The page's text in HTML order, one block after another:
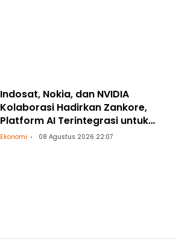
Indosat, Nokia, dan NVIDIA
Kolaborasi Hadirkan Zankore,
Platform AI Terintegrasi untuk
Asia-Pasifik
Ekonomi 08 Agustus 2026 22:07